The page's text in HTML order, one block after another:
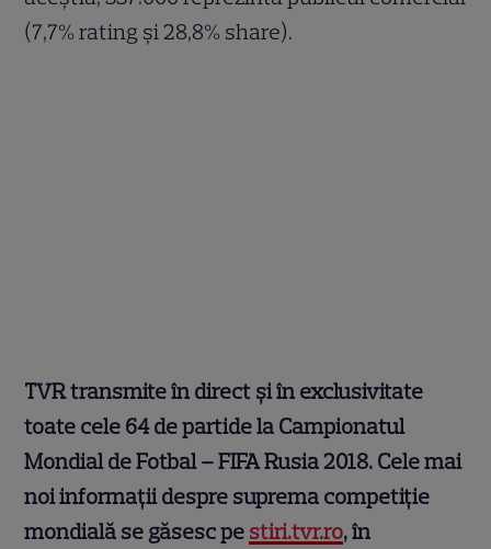
(7,7% rating şi 28,8% share).
TVR transmite în direct şi în exclusivitate
toate cele 64 de partide la Campionatul
Mondial de Fotbal – FIFA Rusia 2018. Cele mai
noi informaţii despre suprema competiţie
mondială se găsesc pe stiri.tvr.ro, în